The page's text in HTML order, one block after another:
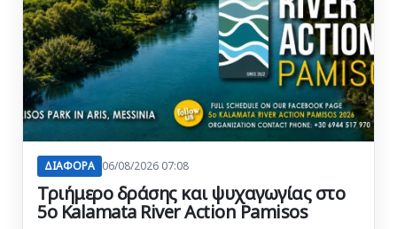
ΔΙΑΦΟΡΑ 06/08/2026 07:08
Τριήμερο δράσης και ψυχαγωγίας στο
5ο Kalamata River Action Pamisos